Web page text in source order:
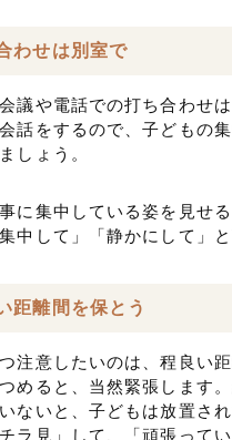
わせは別室で
議や電話での打ち合わせ
話をするので、子どもの
しょう。
に集中している姿を見せ
中して」「静かにして」
距離間を保とう
注意したいのは、程良い
めると、当然緊張します
ないと、子どもは放置さ
ラ見」して、「頑張って